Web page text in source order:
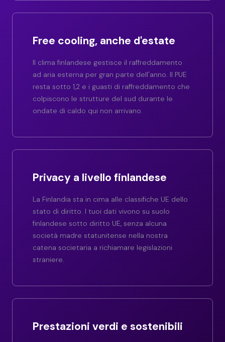
Free cooling, anche d'estate
Il clima finlandese gestisce il raffreddamento
ad aria esterna per gran parte dell'anno. Il PUE
resta sotto 1,2 e i guasti di raffreddamento che
colpiscono le strutture del sud durante le
ondate di caldo qui non arrivano.
Privacy a livello finlandese
La Finlandia sta in cima alle classifiche UE dello
stato di diritto. I tuoi dati vivono su suolo
finlandese sotto diritto UE, senza alcuna
società madre statunitense nella nostra
catena societaria a richiamare legislazioni
straniere.
Prestazioni verdi e sostenibili